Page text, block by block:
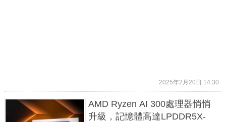
2025年2月20日 14:30
AMD Ryzen AI 300處理器悄悄
升級，記憶體高達LPDDR5X-